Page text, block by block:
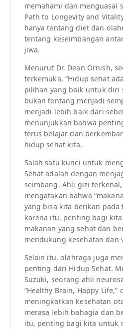
memahami dan menguasai
Path to Longevity and
hanya tentang diet dan
tentang keseimbangan
jiwa.
Menurut Dr. Dean Ornish,
terkemuka, “Hidup sehat
pilihan yang baik untuk diri
bukan tentang menjadi
menjadi lebih baik dari
menunjukkan bahwa
terus belajar dan
hidup sehat kita.
Salah satu kunci untuk
Sehat adalah dengan
seimbang. Ahli gizi
mengatakan bahwa
yang bisa kita berikan pada
karena itu, penting bagi
makanan yang sehat dan
mendukung kesehatan dan
Selain itu, olahraga juga
penting dari Hidup Sehat.
Suzuki, seorang ahli
“Healthy Brain, Happy Life,”
meningkatkan kesehatan
merasa lebih bahagia dan
itu, penting bagi kita untuk